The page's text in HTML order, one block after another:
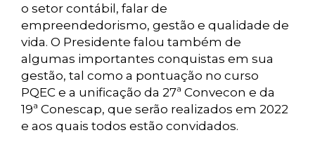
o setor contábil, falar de
empreendedorismo, gestão e qualidade de
vida. O Presidente falou também de
algumas importantes conquistas em sua
gestão, tal como a pontuação no curso
PQEC e a unificação da 27ª Convecon e da
19ª Conescap, que serão realizados em 2022
e aos quais todos estão convidados.